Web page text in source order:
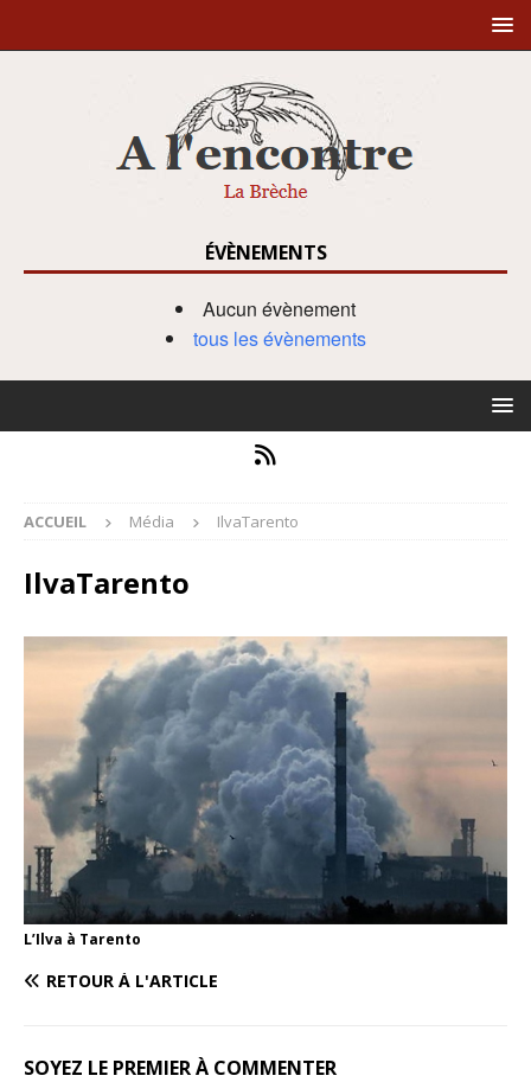
ÉVÈNEMENTS
Aucun évènement
tous les évènements
ACCUEIL Média IlvaTarento
IlvaTarento
L’Ilva à Tarento
RETOUR À L'ARTICLE
SOYEZ LE PREMIER À COMMENTER